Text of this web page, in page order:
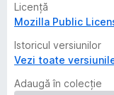
Licență
Mozilla Public
Istoricul versiunilor
Vezi toate
Adaugă în colecție